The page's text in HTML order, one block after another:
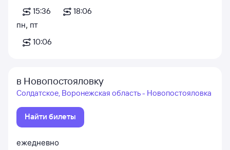
15:36
18:06
пн, пт
10:06
в Новопостояловку
Солдатское, Воронежская область - Новопостояловка
Найти билеты
ежедневно